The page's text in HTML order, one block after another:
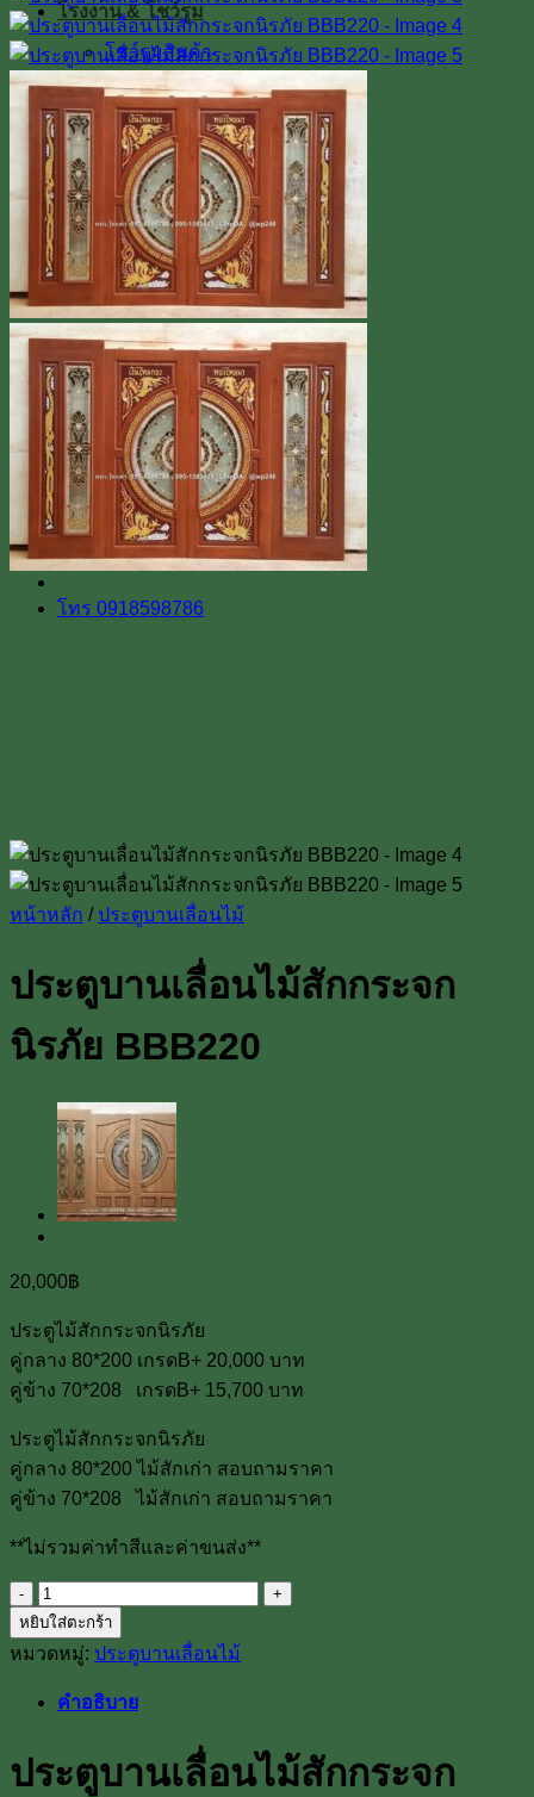
โรงงาน & โชว์รูม
โชว์รูมสินค้า
เตาอบไม้สัก
เกรดไม้สัก
เกี่ยวกับเรา
ค่าทำสี
การขนส่ง
บทความ
สินค้าโปรโมชั่น
ผลงานติดตั้งจริง / รีวิว
ติดต่อเรา
Line
โทร 0918598786
Line
โทร 0918598786
หน้าหลัก / ประตูบานเลื่อนไม้
ประตูบานเลื่อนไม้สักกระจก
นิรภัย BBB220
20,000฿
ประตูไม้สักกระจกนิรภัย
คู่กลาง 80*200 เกรดB+ 20,000 บาท
คู่ข้าง 70*208 เกรดB+ 15,700 บาท
ประตูไม้สักกระจกนิรภัย
คู่กลาง 80*200 ไม้สักเก่า สอบถามราคา
คู่ข้าง 70*208 ไม้สักเก่า สอบถามราคา
**ไม่รวมค่าทำสีและค่าขนส่ง**
จำนวน
ประตู
บาน
ไม้
กระจก
หยิบใส่ตะกร้า
หมวดหมู่: ประตูบานเลื่อนไม้
คำอธิบาย
ประตูบานเลื่อนไม้สักกระจก